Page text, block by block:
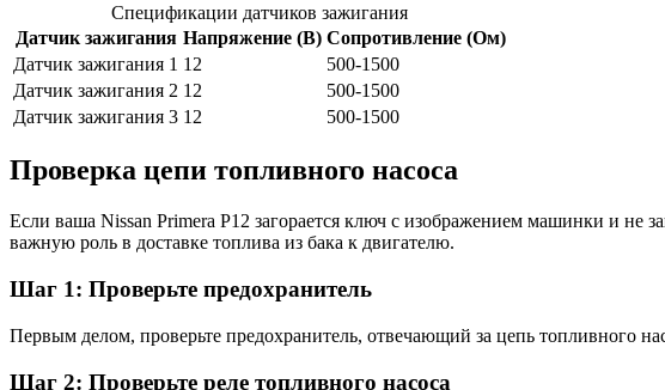
Спецификации датчиков зажигания
Датчик зажигания Напряжение (В) Сопротивление (Ом)
Датчик зажигания 1 12
500-1500
Датчик зажигания 2 12
500-1500
Датчик зажигания 3 12 500-1500
Проверка цепи топливного насоса
Если ваша Nissan Primera P12 загорается ключ с изображением машинки и не
важную роль в доставке топлива из бака к двигателю.
Шаг 1: Проверьте предохранитель
Первым делом, проверьте предохранитель, отвечающий за цепь топливного
Шаг 2: Проверьте реле топливного насоса